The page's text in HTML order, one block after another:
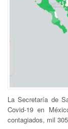
La Secretaría de
Covid-19 en
contagiados, mil